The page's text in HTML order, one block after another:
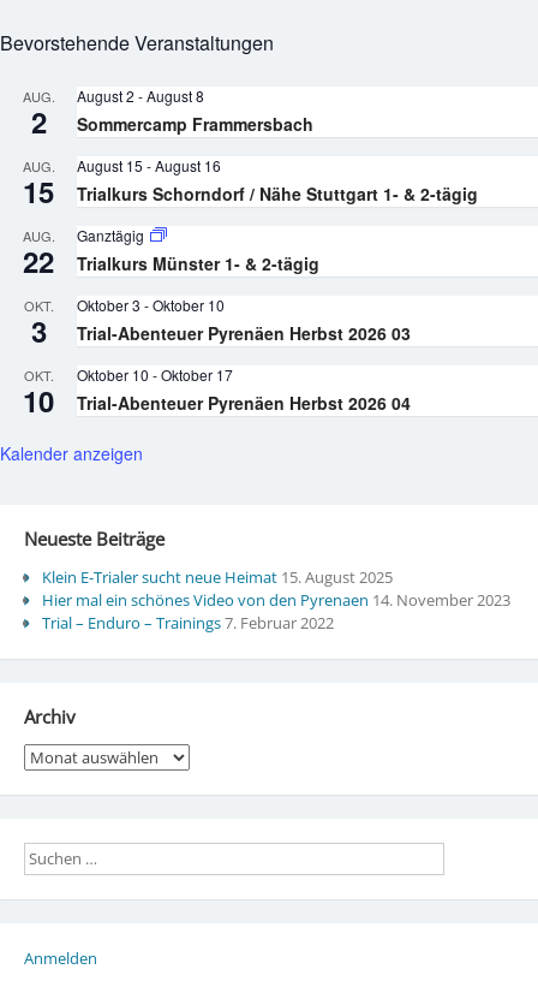
Bevorstehende Veranstaltungen
AUG.
2
August 2 -August 8
Sommercamp Frammersbach
AUG.
15
August 15 -August 16
Trialkurs Schorndorf / Nähe Stuttgart 1- & 2-tägig
AUG.
22
Ganztägig
Trialkurs Münster 1- & 2-tägig
OKT.
3
Oktober 3 -Oktober 10
Trial-Abenteuer Pyrenäen Herbst 2026 03
OKT.
10
Oktober 10 -Oktober 17
Trial-Abenteuer Pyrenäen Herbst 2026 04
Kalender anzeigen
Neueste Beiträge
Klein E-Trialer sucht neue Heimat 15. August 2025
Hier mal ein schönes Video von den Pyrenaen 14. November 2023
Trial – Enduro – Trainings7. Februar 2022
Archiv
Archiv
Anmelden